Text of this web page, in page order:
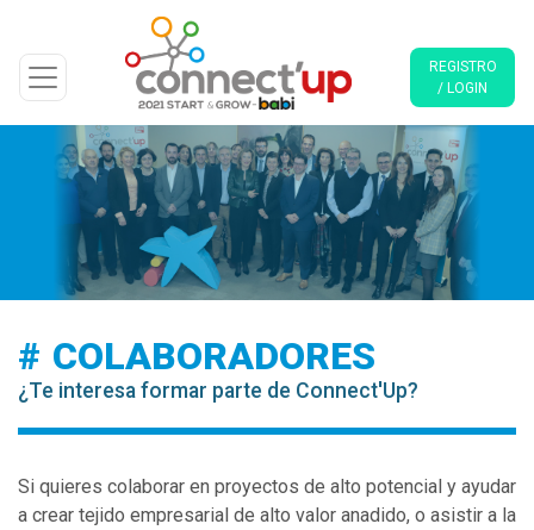
REGISTRO
/ LOGIN
COLABORADORES
¿Te interesa formar parte de Connect'Up?
Si quieres colaborar en proyectos de alto potencial y ayudar
a crear tejido empresarial de alto valor anadido, o asistir a la